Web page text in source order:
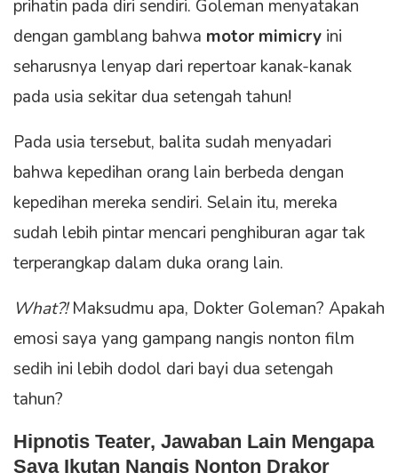
prihatin pada diri sendiri. Goleman menyatakan
dengan gamblang bahwa motor mimicry ini
seharusnya lenyap dari repertoar kanak-kanak
pada usia sekitar dua setengah tahun!
Pada usia tersebut, balita sudah menyadari
bahwa kepedihan orang lain berbeda dengan
kepedihan mereka sendiri. Selain itu, mereka
sudah lebih pintar mencari penghiburan agar tak
terperangkap dalam duka orang lain.
What?!Maksudmu apa, Dokter Goleman? Apakah
emosi saya yang gampang nangis nonton film
sedih ini lebih dodol dari bayi dua setengah
tahun?
Hipnotis Teater, Jawaban Lain Mengapa
Saya Ikutan Nangis Nonton Drakor